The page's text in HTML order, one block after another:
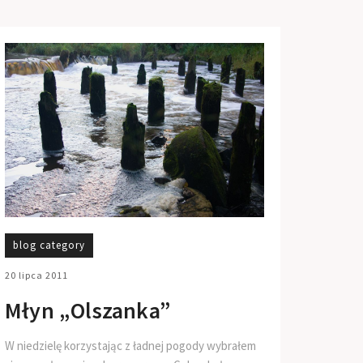
blog category
20 lipca 2011
Młyn „Olszanka”
W niedzielę korzystając z ładnej pogody wybrałem